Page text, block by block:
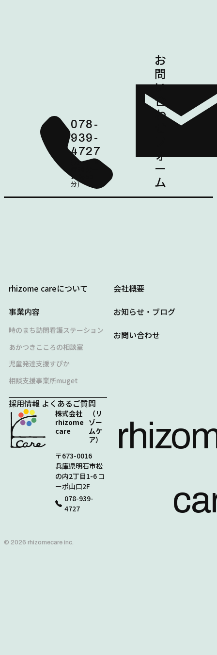
078-
939-
4727
(月～土 8
17時50
分)
お
問
い
合
わ
ォ
ー
ム
rhizome careについて
事業内容
時のまち訪問看護ステーション
あかつきこころの相談室
児童発達支援すぴか
相談支援事業所muget
会社概要
お知らせ・ブログ
お問い合わせ
採用情報 よくあるご質問
株式会社
rhizome
care
（リ
ゾー
ムケ
ア）
〒673-0016
兵庫県明石市松
の内2丁目1-6 コ
ーポ山口2F
078-939-
4727
© 2026 rhizomecare inc.